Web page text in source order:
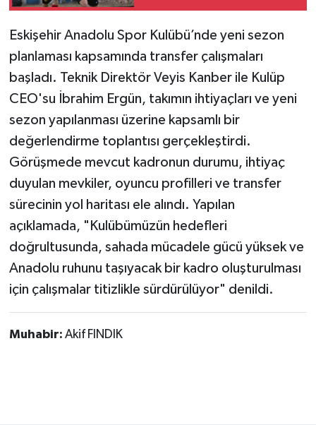
Eskişehir Anadolu Spor Kulübü’nde yeni sezon
planlaması kapsamında transfer çalışmaları
başladı. Teknik Direktör Veyis Kanber ile Kulüp
CEO'su İbrahim Ergün, takımın ihtiyaçları ve yeni
sezon yapılanması üzerine kapsamlı bir
değerlendirme toplantısı gerçekleştirdi.
Görüşmede mevcut kadronun durumu, ihtiyaç
duyulan mevkiler, oyuncu profilleri ve transfer
sürecinin yol haritası ele alındı. Yapılan
açıklamada, "Kulübümüzün hedefleri
doğrultusunda, sahada mücadele gücü yüksek ve
Anadolu ruhunu taşıyacak bir kadro oluşturulması
için çalışmalar titizlikle sürdürülüyor" denildi.
Muhabir: Akif FINDIK